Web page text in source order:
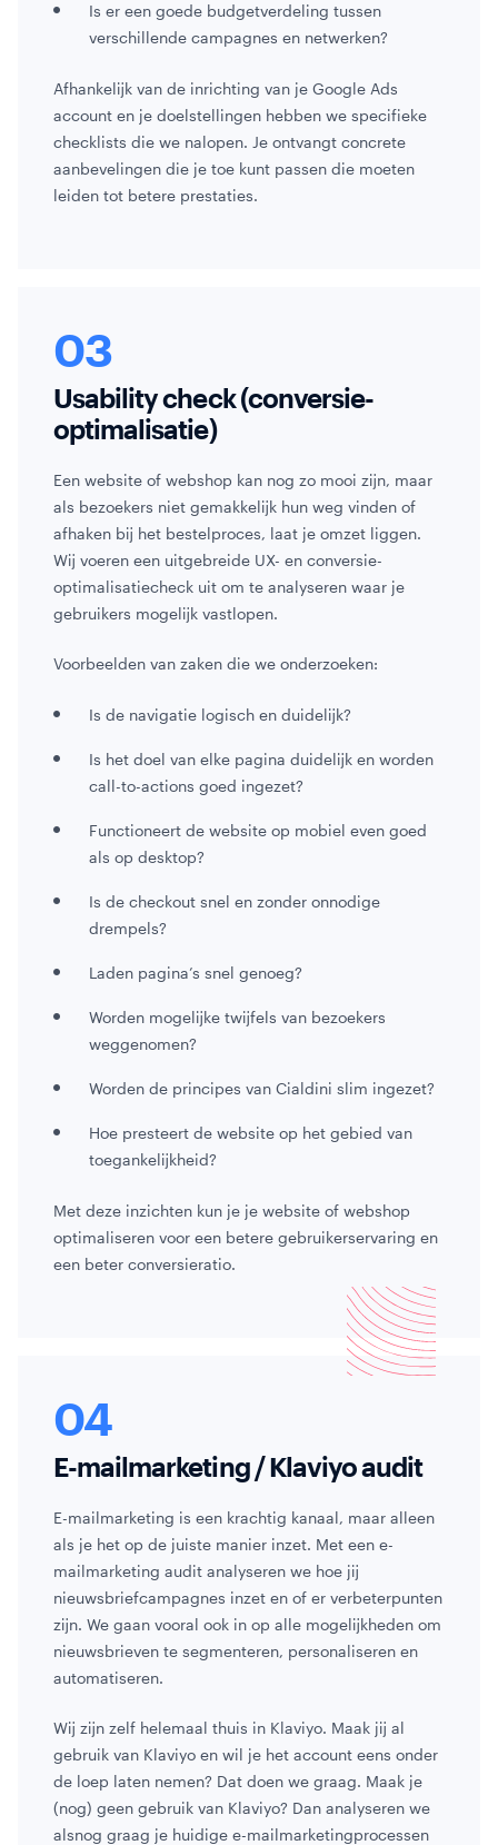
Is er een goede budgetverdeling tussen
verschillende campagnes en netwerken?
Afhankelijk van de inrichting van je Google Ads
account en je doelstellingen hebben we specifieke
checklists die we nalopen. Je ontvangt concrete
aanbevelingen die je toe kunt passen die moeten
leiden tot betere prestaties.
Usability check (conversie-
optimalisatie)
Een website of webshop kan nog zo mooi zijn, maar
als bezoekers niet gemakkelijk hun weg vinden of
afhaken bij het bestelproces, laat je omzet liggen.
Wij voeren een uitgebreide UX- en conversie-
optimalisatiecheck uit om te analyseren waar je
gebruikers mogelijk vastlopen.
Voorbeelden van zaken die we onderzoeken:
Is de navigatie logisch en duidelijk?
Is het doel van elke pagina duidelijk en worden
call-to-actions goed ingezet?
Functioneert de website op mobiel even goed
als op desktop?
Is de checkout snel en zonder onnodige
drempels?
Laden pagina’s snel genoeg?
Worden mogelijke twijfels van bezoekers
weggenomen?
Worden de principes van Cialdini slim ingezet?
Hoe presteert de website op het gebied van
toegankelijkheid?
Met deze inzichten kun je je website of webshop
optimaliseren voor een betere gebruikerservaring en
een beter conversieratio.
E-mailmarketing / Klaviyo audit
E-mailmarketing is een krachtig kanaal, maar alleen
als je het op de juiste manier inzet. Met een e-
mailmarketing audit analyseren we hoe jij
nieuwsbriefcampagnes inzet en of er verbeterpunten
zijn. We gaan vooral ook in op alle mogelijkheden om
nieuwsbrieven te segmenteren, personaliseren en
automatiseren.
Wij zijn zelf helemaal thuis in Klaviyo. Maak jij al
gebruik van Klaviyo en wil je het account eens onder
de loep laten nemen? Dat doen we graag. Maak je
(nog) geen gebruik van Klaviyo? Dan analyseren we
alsnog graag je huidige e-mailmarketingprocessen